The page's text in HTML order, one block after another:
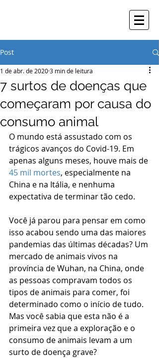
Post
7 surtos de doenças que
começaram por causa do
consumo animal
1 de abr. de 20203 min de leitura
O mundo está assustado com os
trágicos avanços do Covid-19. Em
apenas alguns meses, houve mais de
45 mil mortes, especialmente na
China e na Itália, e nenhuma
expectativa de terminar tão cedo.
Você já parou para pensar em como
isso acabou sendo uma das maiores
pandemias das últimas décadas? Um
mercado de animais vivos na
província de Wuhan, na China, onde
as pessoas compravam todos os
tipos de animais para comer, foi
determinado como o início de tudo.
Mas você sabia que esta não é a
primeira vez que a exploração e o
consumo de animais levam a um
surto de doença grave?